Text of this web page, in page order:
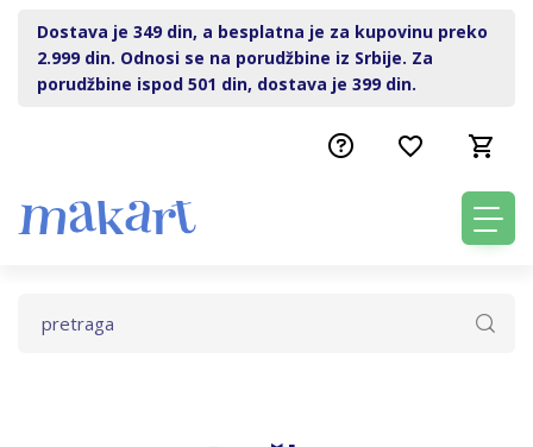
Dostava je 349 din, a besplatna je za kupovinu preko
2.999 din. Odnosi se na porudžbine iz Srbije. Za
porudžbine ispod 501 din, dostava je 399 din.